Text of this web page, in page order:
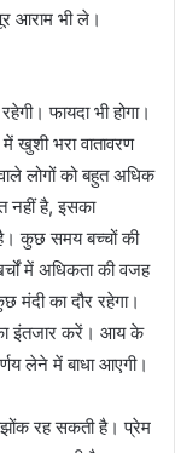
आराम भी ले।
फायदा भी होगा।
खुशी भरा वातावरण
लोगों को बहुत अधिक
नहीं है, इसका
कुछ समय बच्चों की
में अधिकता की वजह
का दौर रहेगा।
इंतजार करें। आय के
लेने में बाधा आएगी।
रह सकती है। प्रेम